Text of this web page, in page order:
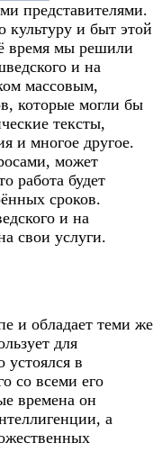
представителями.
и быт этой
время мы решили
и на
массовым,
которые могли бы
тексты,
и многое другое.
может
работа будет
сроков.
и на
свои услуги.
и обладает теми же
для
в
со всеми его
времена он
а